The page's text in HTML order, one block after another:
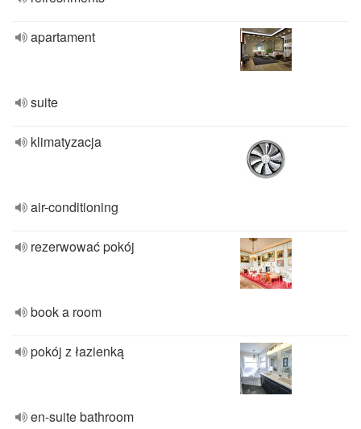
apartament
suite
klimatyzacja
air-conditioning
rezerwować pokój
book a room
pokój z łazienką
en-suite bathroom